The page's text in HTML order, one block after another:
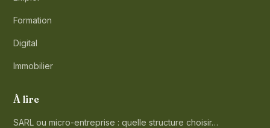
Formation
Digital
Immobilier
À lire
SARL ou micro-entreprise : quelle structure choisir…